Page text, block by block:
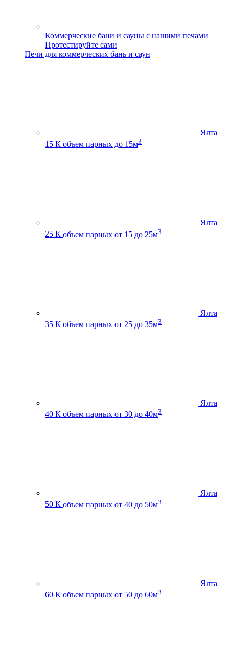
Коммерческие бани и сауны с нашими печами
Протестируйте сами
Печи для коммерческих бань и саун
Ялта
15 К объем парных до 15м3
Ялта
25 К объем парных от 15 до 25м3
Ялта
35 К объем парных от 25 до 35м3
Ялта
40 К объем парных от 30 до 40м3
Ялта
50 К объем парных от 40 до 50м3
Ялта
60 К объем парных от 50 до 60м3